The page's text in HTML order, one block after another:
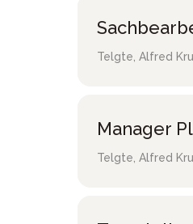
Telgte Alfred
Manager
Telgte Alfred